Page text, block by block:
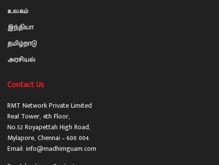
உலகம்
இந்தியா
தமிழ்நாடு
அரசியல்
Contact Us
RMT Network Private Limited
Real Tower, 4th Floor,
No.52 Royapettah High Road,
Mylapore, Chennai – 600 004.
Email: info@madhimguam.com